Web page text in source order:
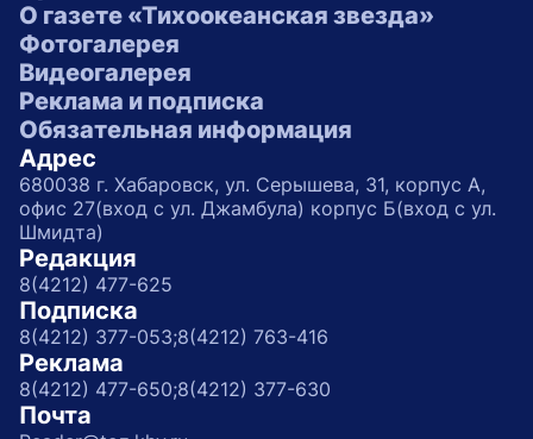
О газете «Тихоокеанская звезда»
Фотогалерея
Видеогалерея
Реклама и подписка
Обязательная информация
Адрес
680038 г. Хабаровск, ул. Серышева, 31, корпус А,
офис 27(вход с ул. Джамбула) корпус Б(вход с ул.
Шмидта)
Редакция
8(4212) 477-625
Подписка
8(4212) 377-053;8(4212) 763-416
Реклама
8(4212) 477-650;8(4212) 377-630
Почта